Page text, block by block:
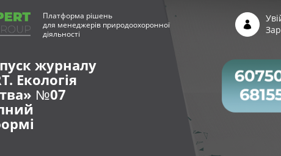
журналу
Екологія
№07
Платформа рішень
для менеджерів природоохоронної
діяльності